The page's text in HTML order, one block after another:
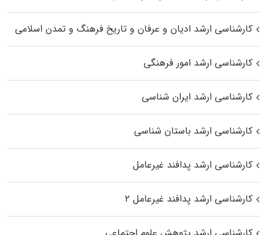
کارشناسی ارشد ادیان و عرفان و تاریخ فرهنگ و تمدن اسلامی
کارشناسی ارشد امور فرهنگی
کارشناسی ارشد ایران شناسی
کارشناسی ارشد باستان شناسی
کارشناسی ارشد پدافند غیرعامل
کارشناسی ارشد پدافند غیرعامل ۲